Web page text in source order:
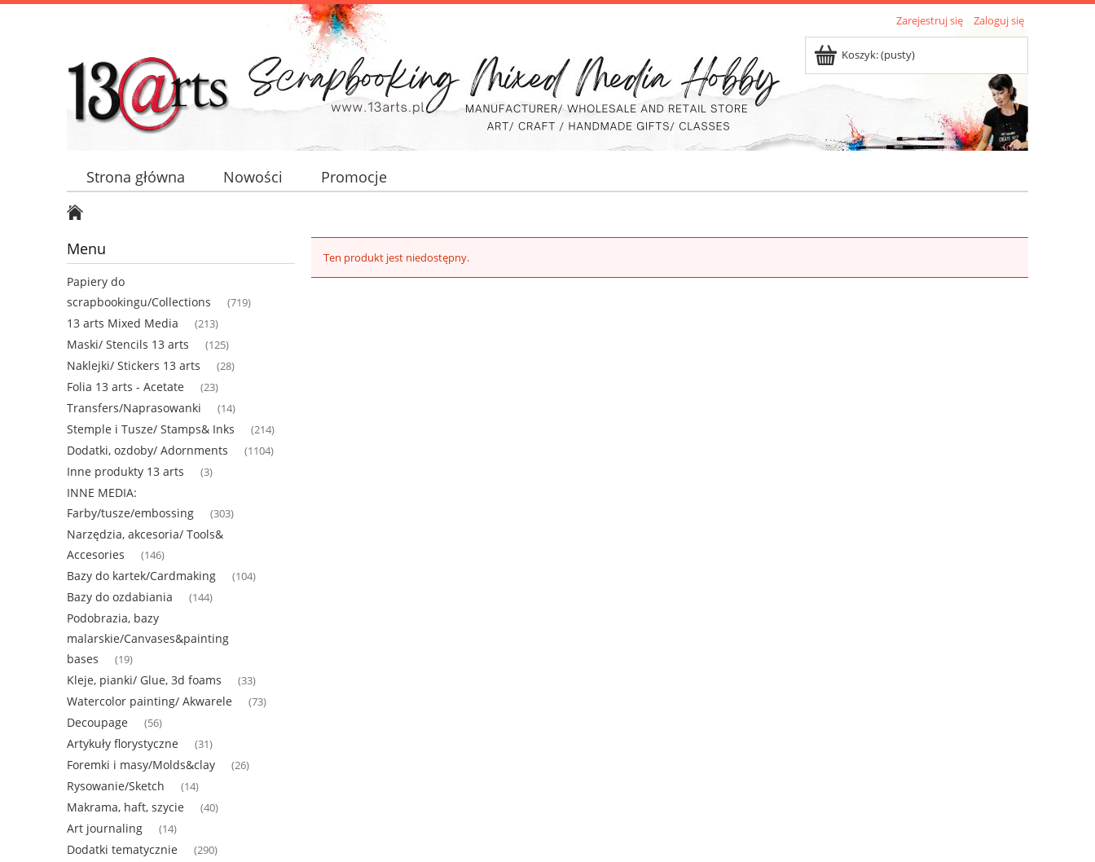
Zarejestruj się Zaloguj się
Koszyk:(pusty)
Strona główna Nowości Promocje
Menu
Papiery do
scrapbookingu/Collections
(719)
13 arts Mixed Media (213)
Maski/ Stencils 13 arts (125)
Naklejki/ Stickers 13 arts (28)
Folia 13 arts - Acetate (23)
Transfers/Naprasowanki (14)
Stemple i Tusze/ Stamps& Inks (214)
Dodatki, ozdoby/ Adornments (1104)
Inne produkty 13 arts (3)
INNE MEDIA:
Farby/tusze/embossing
(303)
Narzędzia, akcesoria/ Tools&
Accesories
(146)
Bazy do kartek/Cardmaking (104)
Bazy do ozdabiania (144)
Podobrazia, bazy
malarskie/Canvases&painting
bases
(19)
Kleje, pianki/ Glue, 3d foams (33)
Watercolor painting/ Akwarele (73)
Decoupage (56)
Artykuły florystyczne (31)
Foremki i masy/Molds&clay (26)
Rysowanie/Sketch (14)
Makrama, haft, szycie (40)
Art journaling (14)
Dodatki tematycznie (290)
Ten produkt jest niedostępny.